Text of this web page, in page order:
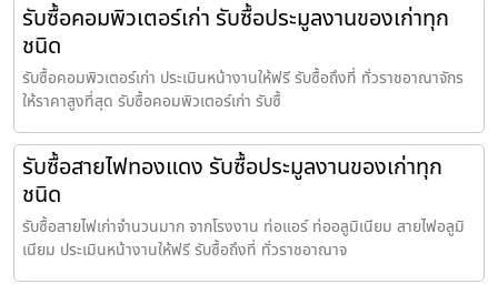
รับซื้อคอมพิวเตอร์เก่า รับซื้อประมูลงานของเก่าทุก
ชนิด
รับซื้อคอมพิวเตอร์เก่า ประเมินหน้างานให้ฟรี รับซื้อถึงที่ ทั่วราชอาณาจักร
ให้ราคาสูงที่สุด รับซื้อคอมพิวเตอร์เก่า รับซื้
รับซื้อสายไฟทองแดง รับซื้อประมูลงานของเก่าทุก
ชนิด
รับซื้อสายไฟเก่าจำนวนมาก จากโรงงาน ท่อแอร์ ท่ออลูมิเนียม สายไฟอลูมิ
เนียม ประเมินหน้างานให้ฟรี รับซื้อถึงที่ ทั่วราชอาณาจ